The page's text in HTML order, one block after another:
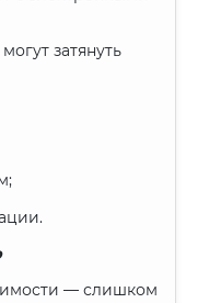
затянуть
— слишком